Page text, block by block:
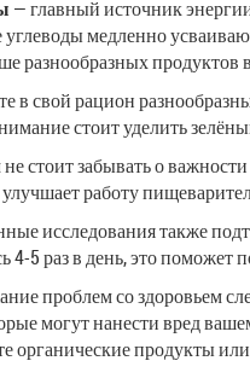
— главный источник
медленно
разнообразных продуктов
в свой рацион
стоит уделить
стоит забывать о
работу
исследования также
4-5 раз в день, это поможет
проблем со здоровьем
могут нанести вред
органические продукты